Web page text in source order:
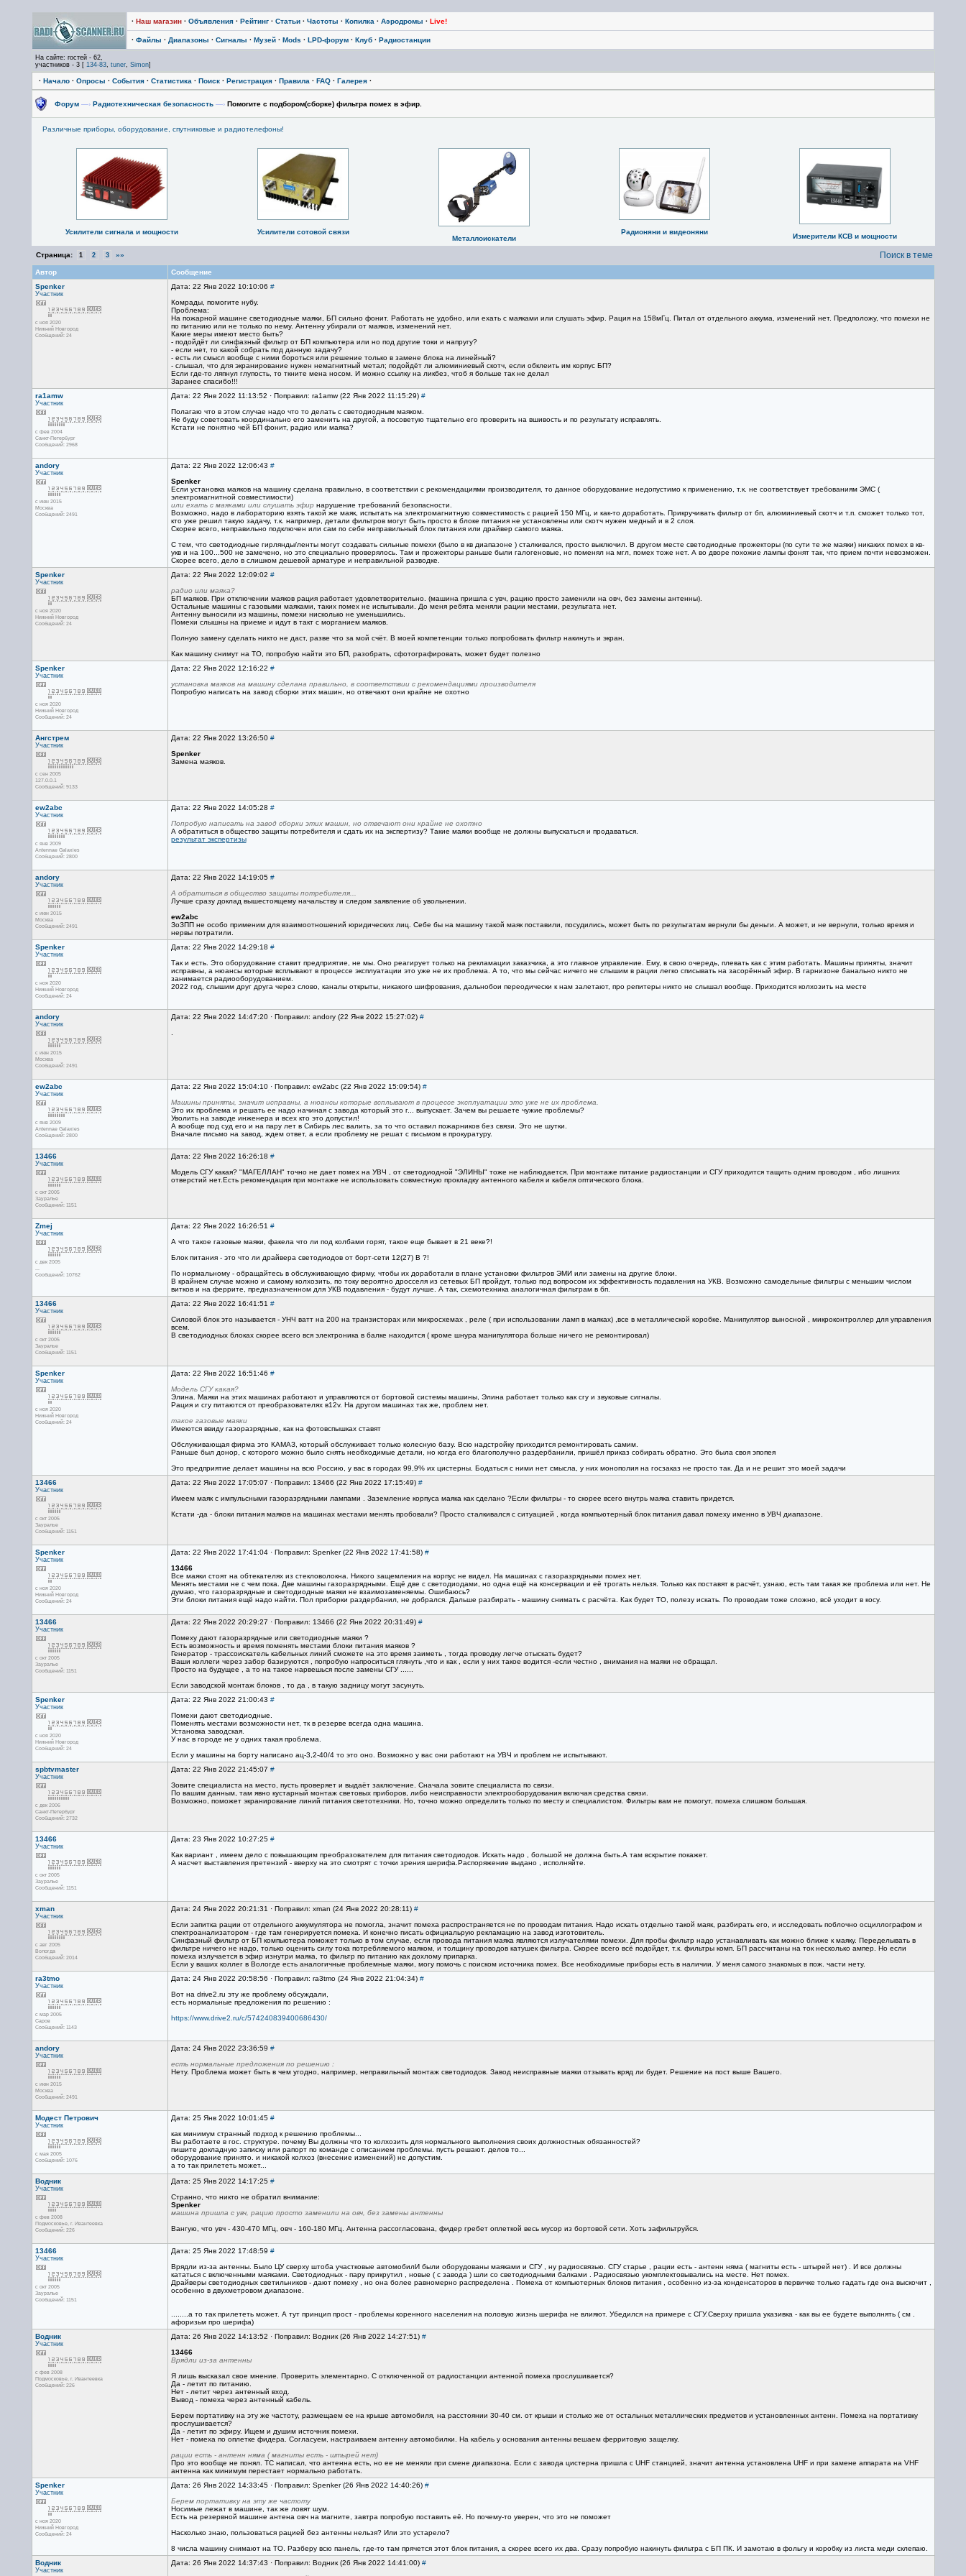
· Наш магазин· Объявления· Рейтинг· Статьи· Частоты · Копилка · Аэродромы · Live!
· Файлы · Диапазоны · Сигналы · Музей· Mods · LPD-форум· Клуб· Радиостанции
На сайте: гостей - 62,
участников - 3 [ 134-83, tuner, Simon]
· Начало· Опросы · События· Статистика · Поиск· Регистрация· Правила · FAQ· Галерея·
Форум —› Радиотехническая безопасность —›Помогите с подбором(сборке) фильтра помех в эфир.
Различные приборы, оборудование, спутниковые и радиотелефоны!
Усилители сигнала и мощности
Усилители сотовой связи
Металлоискатели
Радионяни и видеоняни
Измерители КСВ и мощности
Страница: 1 2 3 »» Поиск в теме
Автор
Сообщение
Spenker
Участник
с ноя 2020
Нижний Новгород
Сообщений: 24
Дата: 22 Янв 2022 10:10:06 #
Комрады, помогите нубу.
Проблема:
На пожарной машине светодиодные маяки, БП сильно фонит. Работать не удобно, или ехать с маяками или слушать эфир. Рация на 158мГц. Питал от отдельного аккума, изменений нет. Предположу, что помехи не
по питанию или не только по нему. Антенну убирали от маяков, изменений нет.
Какие меры имеют место быть?
- подойдёт ли синфазный фильтр от БП компьютера или но под другие токи и напругу?
- если нет, то какой собрать под данную задачу?
- есть ли смысл вообще с ними бороться или решение только в замене блока на линейный?
- слышал, что для экранирование нужен немагнитный метал; подойдёт ли алюминиевый скотч, если обклеить им корпус БП?
Если где-то ляпнул глупость, то ткните мена носом. И можно ссылку на ликбез, чтоб я больше так не делал
Заранее спасибо!!!
ra1amw
Участник
с фев 2004
Санкт-Петербург
Сообщений: 2968
Дата: 22 Янв 2022 11:13:52 · Поправил: ra1amw (22 Янв 2022 11:15:29) #
Полагаю что в этом случае надо что то делать с светодиодным маяком.
Не буду советовать координально его заменить на другой, а посоветую тщательно его проверить на вшивость и по результату исправлять.
Кстати не понятно чей БП фонит, радио или маяка?
andory
Участник
с июн 2015
Москва
Сообщений: 2491
Дата: 22 Янв 2022 12:06:43 #
Spenker
Если установка маяков на машину сделана правильно, в соответствии с рекомендациями производителя, то данное оборудование недопустимо к применению, т.к. не соответствует требованиям ЭМС (
электромагнитной совместимости)
или ехать с маяками или слушать эфирнарушение требований безопасности.
Возможно, надо в лабораторию взять такой же маяк, испытать на электромагнитную совместимость с рацией 150 МГц, и как-то доработать. Прикручивать фильтр от бп, алюминиевый скотч и т.п. сможет только тот,
кто уже решил такую задачу, т.к. например, детали фильтров могут быть просто в блоке питания не установлены или скотч нужен медный и в 2 слоя.
Скорее всего, неправильно подключен или сам по себе неправильный блок питания или драйвер самого маяка.
С тем, что светодиодные гирлянды/ленты могут создавать сильные помехи (было в кв диапазоне ) сталкивался, просто выключил. В другом месте светодиодные прожекторы (по сути те же маяки) никаких помех в кв-
укв и на 100...500 не замечено, но это специально проверялось. Там и прожекторы раньше были галогеновые, но поменял на мгл, помех тоже нет. А во дворе похожие лампы фонят так, что прием почти невозможен.
Скорее всего, дело в слишком дешевой арматуре и неправильной разводке.
Spenker
Участник
с ноя 2020
Нижний Новгород
Сообщений: 24
Дата: 22 Янв 2022 12:09:02 #
радио или маяка?
БП маяков. При отключении маяков рация работает удовлетворительно. (машина пришла с увч, рацию просто заменили на овч, без замены антенны).
Остальные машины с газовыми маяками, таких помех не испытывали. До меня ребята меняли рации местами, результата нет.
Антенну выносили из машины, помехи нисколько не уменьшились.
Помехи слышны на приеме и идут в такт с морганием маяков.
Полную замену сделать никто не даст, разве что за мой счёт. В моей компетенции только попробовать фильтр накинуть и экран.
Как машину снимут на ТО, попробую найти это БП, разобрать, сфотографировать, может будет полезно
Spenker
Участник
с ноя 2020
Нижний Новгород
Сообщений: 24
Дата: 22 Янв 2022 12:16:22 #
установка маяков на машину сделана правильно, в соответствии с рекомендациями производителя
Попробую написать на завод сборки этих машин, но отвечают они крайне не охотно
Ангстрем
Участник
с сен 2005
127.0.0.1
Сообщений: 9133
Дата: 22 Янв 2022 13:26:50 #
Spenker
Замена маяков.
ew2abc
Участник
с янв 2009
Antennae Galaxies
Сообщений: 2800
Дата: 22 Янв 2022 14:05:28 #
Попробую написать на завод сборки этих машин, но отвечают они крайне не охотно
А обратиться в общество защиты потребителя и сдать их на экспертизу? Такие маяки вообще не должны выпускаться и продаваться.
результат экспертизы
andory
Участник
с июн 2015
Москва
Сообщений: 2491
Дата: 22 Янв 2022 14:19:05 #
А обратиться в общество защиты потребителя...
Лучше сразу доклад вышестоящему начальству и следом заявление об увольнении.
ew2abc
ЗоЗПП не особо применим для взаимоотношений юридических лиц. Себе бы на машину такой маяк поставили, посудились, может быть по результатам вернули бы деньги. А может, и не вернули, только время и
нервы потратили.
Spenker
Участник
с ноя 2020
Нижний Новгород
Сообщений: 24
Дата: 22 Янв 2022 14:29:18 #
Так и есть. Это оборудование ставит предприятие, не мы. Оно реагирует только на рекламации заказчика, а это главное управление. Ему, в свою очередь, плевать как с этим работать. Машины приняты, значит
исправны, а нюансы которые всплывают в процессе эксплуатации это уже не их проблема. А то, что мы сейчас ничего не слышим в рации легко списывать на засорённый эфир. В гарнизоне банально никто не
занимается радиооборудованием.
2022 год, слышим друг друга через слово, каналы открыты, никакого шифрования, дальнобои переодически к нам залетают, про репитеры никто не слышал вообще. Приходится колхозить на месте
andory
Участник
с июн 2015
Москва
Сообщений: 2491
Дата: 22 Янв 2022 14:47:20 · Поправил: andory (22 Янв 2022 15:27:02) #
ew2abc
Участник
с янв 2009
Antennae Galaxies
Сообщений: 2800
Дата: 22 Янв 2022 15:04:10 · Поправил: ew2abc (22 Янв 2022 15:09:54) #
Машины приняты, значит исправны, а нюансы которые всплывают в процессе эксплуатации это уже не их проблема.
Это их проблема и решать ее надо начиная с завода который это г... выпускает. Зачем вы решаете чужие проблемы?
Уволить на заводе инженера и всех кто это допустил!
А вообще под суд его и на пару лет в Сибирь лес валить, за то что оставил пожарников без связи. Это не шутки.
Вначале письмо на завод, ждем ответ, а если проблему не решат с письмом в прокуратуру.
13466
Участник
с окт 2005
Зауралье
Сообщений: 1151
Дата: 22 Янв 2022 16:26:18 #
Модель СГУ какая? "МАГЕЛЛАН" точно не дает помех на УВЧ , от светодиодной "ЭЛИНЫ" тоже не наблюдается. При монтаже питание радиостанции и СГУ приходится тащить одним проводом , ибо лишних
отверстий нет.Есть рекомендация при монтаже не использовать совместную прокладку антенного кабеля и кабеля оптического блока.
Zmej
Участник
с дек 2005
...
Сообщений: 10762
Дата: 22 Янв 2022 16:26:51 #
А что такое газовые маяки, факела что ли под колбами горят, такое еще бывает в 21 веке?!
Блок питания - это что ли драйвера светодиодов от борт-сети 12(27) В ?!
По нормальному - обращайтесь в обслуживающую фирму, чтобы их доработали в плане установки фильтров ЭМИ или замены на другие блоки.
В крайнем случае можно и самому колхозить, по току вероятно дросселя из сетевых БП пройдут, только под вопросом их эффективность подавления на УКВ. Возможно самодельные фильтры с меньшим числом
витков и на феррите, предназначенном для УКВ подавления - будут лучше. А так, схемотехника аналогичная фильтрам в бп.
13466
Участник
с окт 2005
Зауралье
Сообщений: 1151
Дата: 22 Янв 2022 16:41:51 #
Силовой блок это называется - УНЧ ватт на 200 на транзисторах или микросхемах , реле ( при использовании ламп в маяках) ,все в металлической коробке. Манипулятор выносной , микроконтроллер для управления
всем.
В светодиодных блоках скорее всего вся электроника в балке находится ( кроме шнура манипулятора больше ничего не ремонтировал)
Spenker
Участник
с ноя 2020
Нижний Новгород
Сообщений: 24
Дата: 22 Янв 2022 16:51:46 #
Модель СГУ какая?
Элина. Маяки на этих машинах работают и управляются от бортовой системы машины, Элина работает только как сгу и звуковые сигналы.
Рация и сгу питаются от преобразователях в12v. На другом машинах так же, проблем нет.
такое газовые маяки
Имеются ввиду газоразрядные, как на фотовспышках ставят
Обслуживающая фирма это КАМАЗ, который обслуживает только колесную базу. Всю надстройку приходится ремонтировать самим.
Раньше был донор, с которого можно было снять необходимые детали, но когда его благополучно раздербанили, пришёл приказ собирать обратно. Это была своя эпопея
Это предприятие делает машины на всю Россию, у вас в городах 99,9% их цистерны. Бодаться с ними нет смысла, у них монополия на госзаказ не просто так. Да и не решит это моей задачи
13466
Участник
с окт 2005
Зауралье
Сообщений: 1151
Дата: 22 Янв 2022 17:05:07 · Поправил: 13466 (22 Янв 2022 17:15:49) #
Имеем маяк с импульсными газоразрядными лампами . Заземление корпуса маяка как сделано ?Если фильтры - то скорее всего внутрь маяка ставить придется.
Кстати -да - блоки питания маяков на машинах местами менять пробовали? Просто сталкивался с ситуацией , когда компьютерный блок питания давал помеху именно в УВЧ диапазоне.
Spenker
Участник
с ноя 2020
Нижний Новгород
Сообщений: 24
Дата: 22 Янв 2022 17:41:04 · Поправил: Spenker (22 Янв 2022 17:41:58) #
13466
Все маяки стоят на обтекателях из стекловолокна. Никого защемления на корпус не видел. На машинах с газоразрядными помех нет.
Менять местами не с чем пока. Две машины газоразрядными. Ещё две с светодиодами, но одна ещё на консервации и её трогать нельзя. Только как поставят в расчёт, узнаю, есть там такая же проблема или нет. Не
думаю, что газоразрядные и светодиодные маяки не взаимозаменяемы. Ошибаюсь?
Эти блоки питания ещё надо найти. Пол приборки раздербанил, не добрался. Дальше разбирать - машину снимать с расчёта. Как будет ТО, полезу искать. По проводам тоже сложно, всё уходит в косу.
13466
Участник
с окт 2005
Зауралье
Сообщений: 1151
Дата: 22 Янв 2022 20:29:27 · Поправил: 13466 (22 Янв 2022 20:31:49) #
Помеху дают газоразрядные или светодиодные маяки ?
Есть возможность и время поменять местами блоки питания маяков ?
Генератор - трассоискатель кабельных линий сможете на это время заиметь , тогда проводку легче отыскать будет?
Ваши коллеги через забор базируются , попробую напроситься глянуть ,что и как , если у них такое водится -если честно , внимания на маяки не обращал.
Просто на будущее , а то на такое нарвешься после замены СГУ ......
Если заводской монтаж блоков , то да , в такую задницу могут засунуть.
Spenker
Участник
с ноя 2020
Нижний Новгород
Сообщений: 24
Дата: 22 Янв 2022 21:00:43 #
Помехи дают светодиодные.
Поменять местами возможности нет, тк в резерве всегда одна машина.
Установка заводская.
У нас в городе не у одних такая проблема.
Если у машины на борту написано ац-3,2-40/4 то это оно. Возможно у вас они работают на УВЧ и проблем не испытывают.
spbtvmaster
Участник
с дек 2006
Санкт-Петербург
Сообщений: 2732
Дата: 22 Янв 2022 21:45:07 #
Зовите специалиста на место, пусть проверяет и выдаёт заключение. Сначала зовите специалиста по связи.
По вашим данным, там явно кустарный монтаж световых приборов, либо неисправности электрооборудования включая средства связи.
Возможно, поможет экранирование линий питания светотехники. Но, точно можно определить только по месту и специалистом. Фильтры вам не помогут, помеха слишком большая.
13466
Участник
с окт 2005
Зауралье
Сообщений: 1151
Дата: 23 Янв 2022 10:27:25 #
Как вариант , имеем дело с повышающим преобразователем для питания светодиодов. Искать надо , большой не должна быть.А там вскрытие покажет.
А насчет выставления претензий - вверху на это смотрят с точки зрения шерифа.Распоряжение выдано , исполняйте.
xman
Участник
с авг 2005
Вологда
Сообщений: 2014
Дата: 24 Янв 2022 20:21:31 · Поправил: xman (24 Янв 2022 20:28:11) #
Если запитка рации от отдельного аккумулятора не помогла, значит помеха распространяется не по проводам питания. Надо искать отдельно такой маяк, разбирать его, и исследовать поблочно осциллографом и
спектроанализатором - где там генерируется помеха. И конечно писать официальрую рекламацию на завод изготовитель.
Синфазный фильтр от БП компьютера поможет только в том случае, если провода питания маяка являются излучателями помехи. Для пробы фильтр надо устанавливать как можно ближе к маяку. Переделывать в
фильтре ничего не надо, только оценить силу тока потребляемого маяком, и толщину проводов катушек фильтра. Скорее всего всё подойдет, т.к. фильтры комп. БП рассчитаны на ток несколько ампер. Но если
помеха излучается в эфир изнутри маяка, то фильтр по питанию как дохлому припарка.
Если у ваших коллег в Вологде есть аналогичные проблемные маяки, могу помочь с поиском источника помех. Все необходимые приборы есть в наличии. У меня самого знакомых в пож. части нету.
ra3tmo
Участник
с мар 2005
Саров
Сообщений: 1143
Дата: 24 Янв 2022 20:58:56 · Поправил: ra3tmo (24 Янв 2022 21:04:34) #
Вот на drive2.ru эту же проблему обсуждали,
есть нормальные предложения по решению :
https://www.drive2.ru/c/574240839400686430/
andory
Участник
с июн 2015
Москва
Сообщений: 2491
Дата: 24 Янв 2022 23:36:59 #
есть нормальные предложения по решению :
Нету. Проблема может быть в чем угодно, например, неправильный монтаж светодиодов. Завод неисправные маяки отзывать вряд ли будет. Решение на пост выше Вашего.
Модест Петрович
Участник
с мая 2005
Сообщений: 1076
Дата: 25 Янв 2022 10:01:45 #
как минимум странный подход к решению проблемы...
Вы работаете в гос. структуре. почему Вы должны что то колхозить для нормального выполнения своих должностных обязанностей?
пишите докладную записку или рапорт по команде с описанием проблемы. пусть решают. делов то...
оборудование принято. и никакой колхоз (внесение изменений) не допустим.
а то так прилететь может...
Водник
Участник
с фев 2008
Подмосковье, г. Ивантеевка
Сообщений: 226
Дата: 25 Янв 2022 14:17:25 #
Странно, что никто не обратил внимание:
Spenker
машина пришла с увч, рацию просто заменили на овч, без замены антенны
Вангую, что увч - 430-470 МГц, овч - 160-180 МГц. Антенна рассогласована, фидер гребет оплеткой весь мусор из бортовой сети. Хоть зафильтруйся.
13466
Участник
с окт 2005
Зауралье
Сообщений: 1151
Дата: 25 Янв 2022 17:48:59 #
Врядли из-за антенны. Было ЦУ сверху штоба участковые автомобилИ были оборудованы маяками и СГУ , ну радиосвязью. СГУ старье , рации есть - антенн няма ( магниты есть - штырей нет) . И все должны
кататься с включенными маяками. Светодиодных - пару прикрутил , новые ( с завода ) шли со светодиодными балками . Радиосвязью укомплектовывались на месте. Нет помех.
Драйверы светодиодных светильников - дают помеху , но она более равномерно распределена . Помеха от компьютерных блоков питания , особенно из-за конденсаторов в первичке только гадать где она выскочит ,
особенно в двухметровом диапазоне.
........а то так прилететь может. А тут принцип прост - проблемы коренного населения на половую жизнь шерифа не влияют. Убедился на примере с СГУ.Сверху пришла указивка - как вы ее будете выполнять ( см .
афоризьм про шерифа)
Водник
Участник
с фев 2008
Подмосковье, г. Ивантеевка
Сообщений: 226
Дата: 26 Янв 2022 14:13:52 · Поправил: Водник (26 Янв 2022 14:27:51) #
13466
Врядли из-за антенны
Я лишь высказал свое мнение. Проверить элементарно. С отключенной от радиостанции антенной помеха прослушивается?
Да - летит по питанию.
Нет - летит через антенный вход.
Вывод - помеха через антенный кабель.
Берем портативку на эту же частоту, размещаем ее на крыше автомобиля, на расстоянии 30-40 см. от крыши и столько же от остальных металлических предметов и установленных антенн. Помеха на портативку
прослушивается?
Да - летит по эфиру. Ищем и душим источник помехи.
Нет - помеха по оплетке фидера. Согласуем, настраиваем антенну автомобилки. На кабель у основания антенны вешаем ферритовую защелку.
рации есть - антенн няма ( магниты есть - штырей нет)
Про это вообще не понял. ТС написал, что антенна есть, но ее не меняли при смене диапазона. Если с завода цистерна пришла с UHF станцией, значит антенна установлена UHF и при замене аппарата на VHF
антенна как минимум перестает нормально работать.
Spenker
Участник
с ноя 2020
Нижний Новгород
Сообщений: 24
Дата: 26 Янв 2022 14:33:45 · Поправил: Spenker (26 Янв 2022 14:40:26) #
Берем портативку на эту же частоту
Носимые лежат в машине, так же ловят шум.
Есть на резервной машине антена овч на магните, завтра попробую поставить её. Но почему-то уверен, что это не поможет
Насколько знаю, пользоваться рацией без антенны нельзя? Или это устарело?
8 числа машину снимают на ТО. Разберу всю панель, где-то там прячется этот блок питания, а скорее всего их два. Сразу попробую накинуть фильтра с БП ПК. И замотаю в фольгу и коробку из листа меди склепаю.
Водник
Участник
Дата: 26 Янв 2022 14:37:43 · Поправил: Водник (26 Янв 2022 14:41:00) #